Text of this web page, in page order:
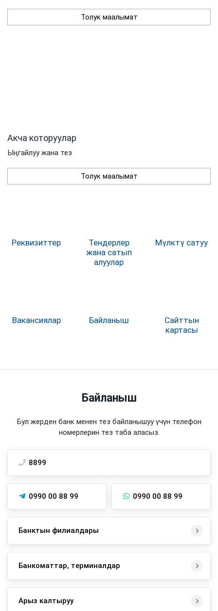
Толук маалымат
Акча которуулар
Ыңгайлуу жана тез
Толук маалымат
Реквизиттер
Тендерлер
жана сатып
алуулар
Мүлктү сатуу
Вакансиялар Байланыш
Сайттын
картасы
Байланыш
Бул жерден банк менен тез байланышуу үчүн телефон
номерлерин тез таба аласыз.
8899
0990 00 88 99 0990 00 88 99
Банктын филиалдары
Банкоматтар, терминалдар
Арыз калтыруу